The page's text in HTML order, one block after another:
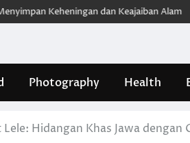
Keheningan dan Keajaiban Alam
Photography Health
Hidangan Khas Jawa dengan